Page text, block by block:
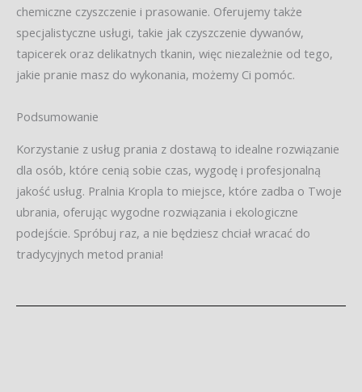
chemiczne czyszczenie i prasowanie. Oferujemy także
specjalistyczne usługi, takie jak czyszczenie dywanów,
tapicerek oraz delikatnych tkanin, więc niezależnie od tego,
jakie pranie masz do wykonania, możemy Ci pomóc.
Podsumowanie
Korzystanie z usług prania z dostawą to idealne rozwiązanie
dla osób, które cenią sobie czas, wygodę i profesjonalną
jakość usług. Pralnia Kropla to miejsce, które zadba o Twoje
ubrania, oferując wygodne rozwiązania i ekologiczne
podejście. Spróbuj raz, a nie będziesz chciał wracać do
tradycyjnych metod prania!